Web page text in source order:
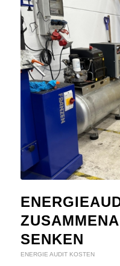
SENKEN
ENERGIE AUDIT KOSTEN